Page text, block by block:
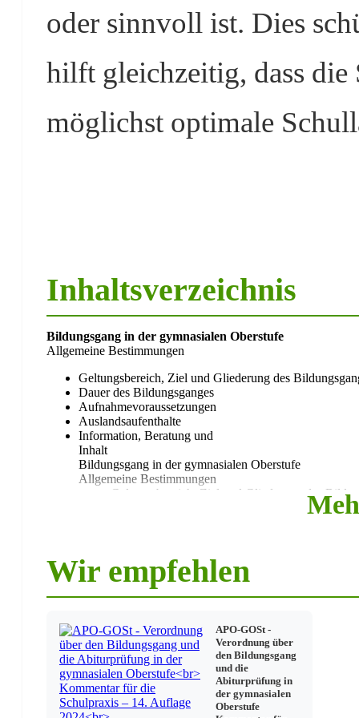
oder sinnvoll ist. Dies
hilft gleichzeitig, dass die
möglichst optimale
Inhaltsverzeichnis
Bildungsgang in der gymnasialen Oberstufe
Allgemeine Bestimmungen
Geltungsbereich, Ziel und Gliederung des
Dauer des Bildungsganges
Aufnahmevoraussetzungen
Auslandsaufenthalte
Information, Beratung und
Inhalt
Bildungsgang in der gymnasialen Oberstufe
Allgemeine Bestimmungen
Geltungsbereich, Ziel und Gliederung des
Bestimmungen für den Unterricht
Grundstruktur der Unterrichtsorganisation und
Einführungsphase
Versetzung in die Qualifikationsphase
Nachprüfung
Qualifikationsphase
Wahl der Abiturfächer
Leistungsbewertung
Wir empfehlen
APO-GOSt -
Verordnung über
den Bildungsgang
und die
Abiturprüfung in
der gymnasialen
Oberstufe